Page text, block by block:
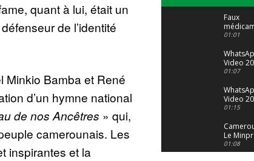
quant à lui, était un
de l’identité
Minkio Bamba et René
d’un hymne national
de nos Ancêtres » qui,
camerounais. Les
inspirantes et la
Faux
: Le trafic
malgré
01:01
Video
04 at 15
01:07
Video
29 at 12
01:15
Le
alerte
dérives
01:08